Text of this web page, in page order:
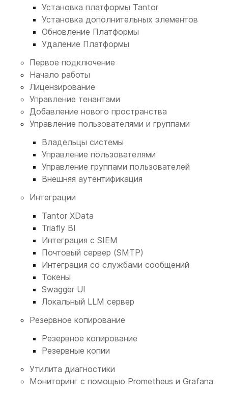
Установка платформы Tantor
Установка дополнительных элементов
Обновление Платформы
Удаление Платформы
Первое подключение
Начало работы
Лицензирование
Управление тенантами
Добавление нового пространства
Управление пользователями и группами
Владельцы системы
Управление пользователями
Управление группами пользователей
Внешняя аутентификация
Интеграции
Tantor XData
Triafly BI
Интеграция с SIEM
Почтовый сервер (SMTP)
Интеграция со службами сообщений
Токены
Swagger UI
Локальный LLM сервер
Резервное копирование
Резервное копирование
Резервные копии
Утилита диагностики
Мониторинг с помощью Prometheus и Grafana